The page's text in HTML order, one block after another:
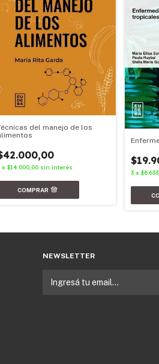
del manejo de los
x $14.000,00 sin interés
3 x
NEWSLETTER